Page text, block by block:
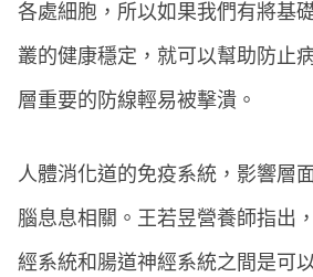
各處細胞，所以如果我們有將基
叢的健康穩定，就可以幫助防止
層重要的防線輕易被擊潰。
人體消化道的免疫系統，影響層
腦息息相關。王若昱營養師指出
經系統和腸道神經系統之間是可